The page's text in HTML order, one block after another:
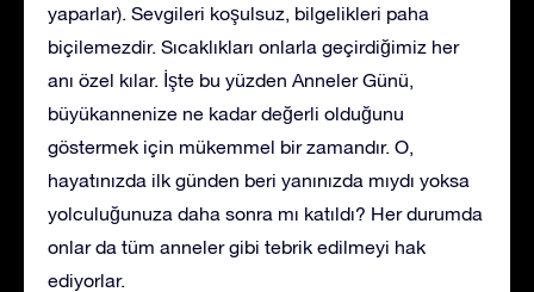
yaparlar). Sevgileri koşulsuz, bilgelikleri paha
biçilemezdir. Sıcaklıkları onlarla geçirdiğimiz her
anı özel kılar. İşte bu yüzden Anneler Günü,
büyükannenize ne kadar değerli olduğunu
göstermek için mükemmel bir zamandır. O,
hayatınızda ilk günden beri yanınızda mıydı yoksa
yolculuğunuza daha sonra mı katıldı? Her durumda
onlar da tüm anneler gibi tebrik edilmeyi hak
ediyorlar.